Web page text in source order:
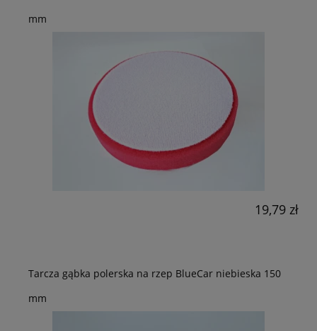
mm
19,79 zł
Tarcza gąbka polerska na rzep BlueCar niebieska 150
mm